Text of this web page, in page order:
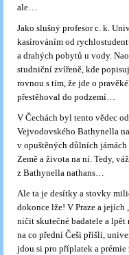
ale…
Jako slušný profesor c. k.
kasírováním od
a drahých pobytů u vody.
studniční zvířeně, kde
rovnou s tím, že jde o
přestěhoval do podzemí…
V Čechách byl tento vědec
Vejvodovského Bathynella
v opuštěných důlních
Země a života na ní. Tedy,
z Bathynella nathans…
Ale ta je desítky a stovky
dokonce lže! V Praze a
ničit skutečné badatele a
na co přední Češi přišli,
jdou si pro příplatek a